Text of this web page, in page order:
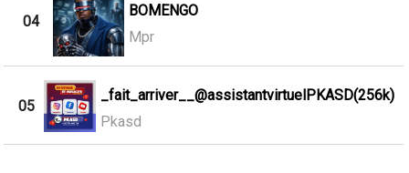
04
BOMENGO
Mpr
05
_fait_arriver__@assistantvirtuelPKASD(256k)
Pkasd